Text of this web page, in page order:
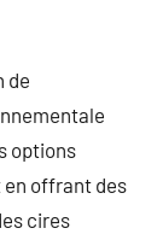
de
options
en offrant des
cires